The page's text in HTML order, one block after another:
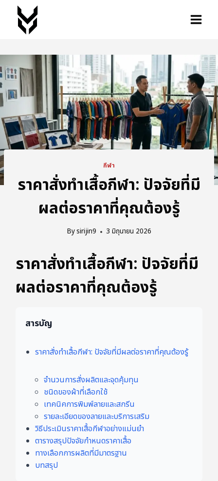
กีฬา
ราคาสั่งทำเสื้อกีฬา: ปัจจัยที่มี
ผลต่อราคาที่คุณต้องรู้
Bysirijin9 3 มิถุนายน 2026
ราคาสั่งทำเสื้อกีฬา: ปัจจัยที่มี
ผลต่อราคาที่คุณต้องรู้
สารบัญ
ราคาสั่งทำเสื้อกีฬา: ปัจจัยที่มีผลต่อราคาที่คุณต้องรู้
จำนวนการสั่งผลิตและจุดคุ้มทุน
ชนิดของผ้าที่เลือกใช้
เทคนิคการพิมพ์ลายและสกรีน
รายละเอียดของลายและบริการเสริม
วิธีประเมินราคาเสื้อกีฬาอย่างแม่นยำ
ตารางสรุปปัจจัยกำหนดราคาเสื้อ
ทางเลือกการผลิตที่มีมาตรฐาน
บทสรุป